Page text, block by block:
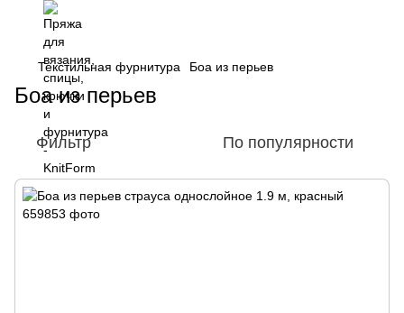
Текстильная фурнитура Боа из перьев
Боа из перьев
Фильтр По популярности